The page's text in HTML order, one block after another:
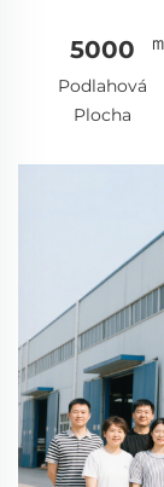
5000
Podlahová
Plocha